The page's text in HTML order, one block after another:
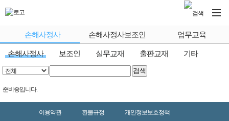
손해사정사 손해사정사보조인 업무교육
손해사정사 보조인 실무교재 출판교재 기타
검색
준비중입니다.
이용약관 환불규정 개인정보보호정책